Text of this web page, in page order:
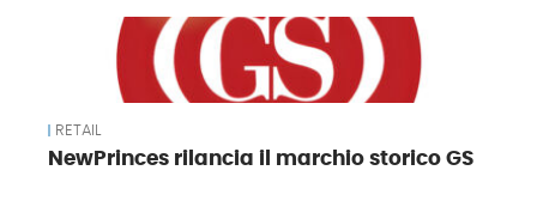
RETAIL
NewPrinces rilancia il marchio storico GS